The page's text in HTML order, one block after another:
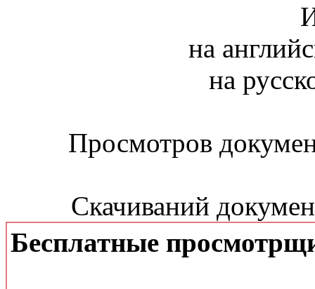
на
на
Просмотров
Скачиваний
Бесплатные